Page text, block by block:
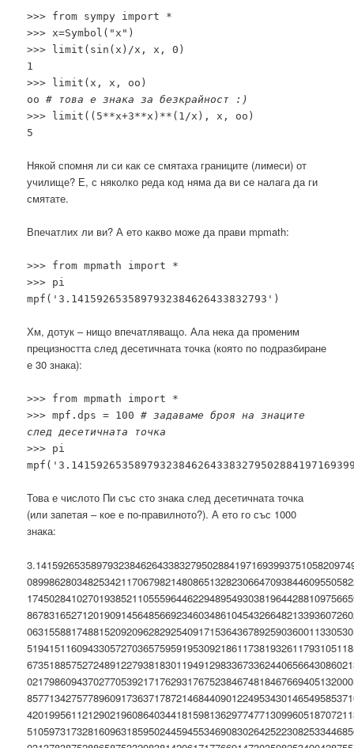
>>> from sympy import *
>>> x=Symbol("x")
>>> limit(sin(x)/x, x, 0)
1
>>> limit(x, x, oo)
oo# това е знака за безкрайност :)
>>> limit((5**x+3**x)**(1/x), x, oo)
5
Някой спомня ли си как се смятаха границите (лимеси) от
училище? Е, с няколко реда код няма да ви се налага да ги
смятате.
Впечатлих ли ви? А ето какво може да прави mpmath:
>>> from mpmath import *
>>> pi
mpf('3.1415926535897932384626433832793')
Хм, дотук – нищо впечатляващо. Ала нека да променим
прецизността след десетичната точка (която по подразбиране
е 30 знака):
>>> from mpmath import *
>>> mpf.dps = 100# задаваме броя на знаците
след десетичната точка
>>> pi
Това е числото Пи със сто знака след десетичната точка
(или запетая – кое е по-правилното?). А ето го със 1000
знака: